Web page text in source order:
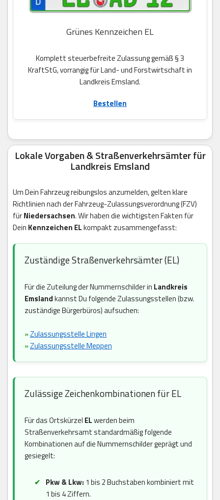
Grünes Kennzeichen EL
Komplett steuerbefreite Zulassung gemäß § 3
KraftStG, vorrangig für Land- und Forstwirtschaft in
Landkreis Emsland.
Bestellen
Lokale Vorgaben & Straßenverkehrsämter für
Landkreis Emsland
Um Dein Fahrzeug reibungslos anzumelden, gelten klare
Richtlinien nach der Fahrzeug-Zulassungsverordnung (FZV)
fürNiedersachsen. Wir haben die wichtigsten Fakten für
Dein Kennzeichen ELkompakt zusammengefasst:
Zuständige Straßenverkehrsämter (EL)
Für die Zuteilung der Nummernschilder in Landkreis
Emslandkannst Du folgende Zulassungsstellen (bzw.
zuständige Bürgerbüros) aufsuchen:
»Zulassungsstelle Lingen
»Zulassungsstelle Meppen
Zulässige Zeichenkombinationen für EL
Für das Ortskürzel ELwerden beim
Straßenverkehrsamt standardmäßig folgende
Kombinationen auf die Nummernschilder geprägt und
gesiegelt:
Pkw & Lkw: 1 bis 2 Buchstaben kombiniert mit
1 bis 4 Ziffern.